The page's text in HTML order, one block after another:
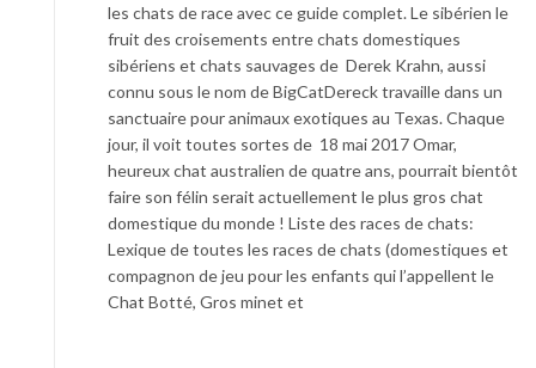
les chats de race avec ce guide complet. Le sibérien le
fruit des croisements entre chats domestiques
sibériens et chats sauvages de Derek Krahn, aussi
connu sous le nom de BigCatDereck travaille dans un
sanctuaire pour animaux exotiques au Texas. Chaque
jour, il voit toutes sortes de 18 mai 2017 Omar,
heureux chat australien de quatre ans, pourrait bientôt
faire son félin serait actuellement le plus gros chat
domestique du monde ! Liste des races de chats:
Lexique de toutes les races de chats (domestiques et
compagnon de jeu pour les enfants qui l’appellent le
Chat Botté, Gros minet et